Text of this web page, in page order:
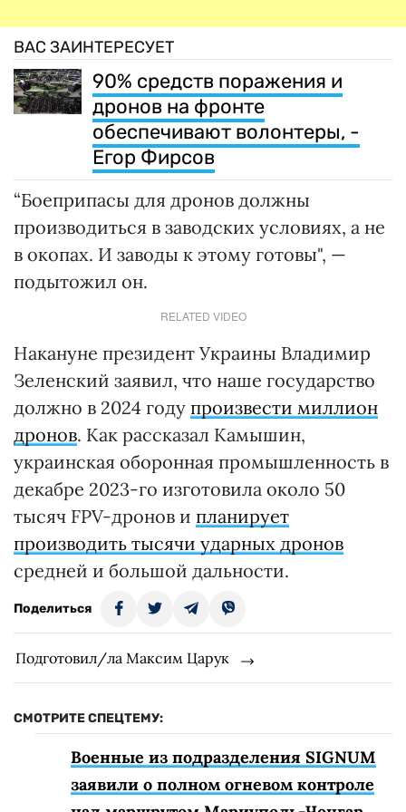
ВАС ЗАИНТЕРЕСУЕТ
90% средств поражения и
дронов на фронте
обеспечивают волонтеры, -
Егор Фирсов
“Боеприпасы для дронов должны
производиться в заводских условиях, а не
в окопах. И заводы к этому готовы", —
подытожил он.
RELATED VIDEO
Накануне президент Украины Владимир
Зеленский заявил, что наше государство
должно в 2024 году произвести миллион
дронов. Как рассказал Камышин,
украинская оборонная промышленность в
декабре 2023-го изготовила около 50
тысяч FPV-дронов и планирует
производить тысячи ударных дронов
средней и большой дальности.
Поделиться
Подготовил/ла Максим Царук
СМОТРИТЕ СПЕЦТЕМУ:
Военные из подразделения SIGNUM
заявили о полном огневом контроле